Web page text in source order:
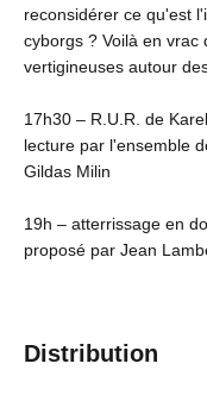
reconsidérer ce qu'est
cyborgs ? Voilà en vrac
vertigineuses autour
17h30 – R.U.R. de
lecture par l'ensemble
Gildas Milin
19h – atterrissage en
proposé par Jean
Distribution